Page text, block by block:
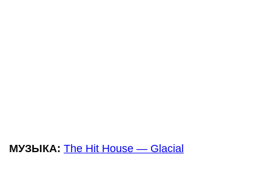
МУЗЫКА: The Hit House — Glacial